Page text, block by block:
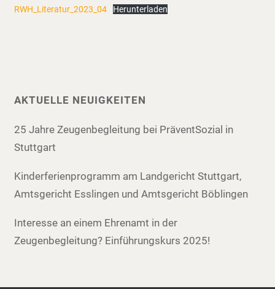
RWH_Literatur_2023_04 Herunterladen
AKTUELLE NEUIGKEITEN
25 Jahre Zeugenbegleitung bei PräventSozial in
Stuttgart
Kinderferienprogramm am Landgericht Stuttgart,
Amtsgericht Esslingen und Amtsgericht Böblingen
Interesse an einem Ehrenamt in der
Zeugenbegleitung? Einführungskurs 2025!